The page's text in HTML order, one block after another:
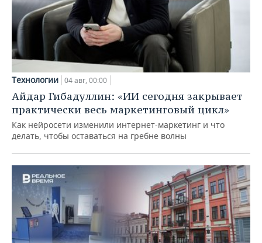
Технологии 04 авг, 00:00
Айдар Гибадуллин: «ИИ сегодня закрывает
практически весь маркетинговый цикл»
Как нейросети изменили интернет-маркетинг и что
делать, чтобы оставаться на гребне волны